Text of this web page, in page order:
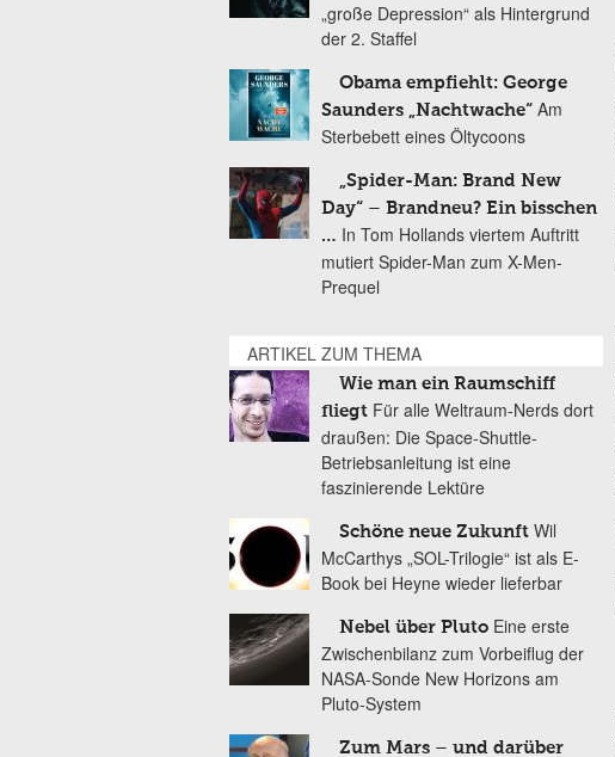
„große Depression“ als Hintergrund
der 2. Staffel
Obama empfiehlt: George
Saunders „Nachtwache“ Am
Sterbebett eines Öltycoons
„Spider-Man: Brand New
Day“ – Brandneu? Ein bisschen
… In Tom Hollands viertem Auftritt
mutiert Spider-Man zum X-Men-
Prequel
ARTIKEL ZUM THEMA
Wie man ein Raumschiff
fliegt Für alle Weltraum-Nerds dort
draußen: Die Space-Shuttle-
Betriebsanleitung ist eine
faszinierende Lektüre
Schöne neue Zukunft Wil
McCarthys „SOL-Trilogie“ ist als E-
Book bei Heyne wieder lieferbar
Nebel über Pluto Eine erste
Zwischenbilanz zum Vorbeiflug der
NASA-Sonde New Horizons am
Pluto-System
Zum Mars – und darüber